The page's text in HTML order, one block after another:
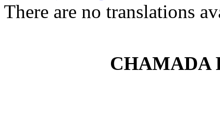
There are no translations
CHAMADA